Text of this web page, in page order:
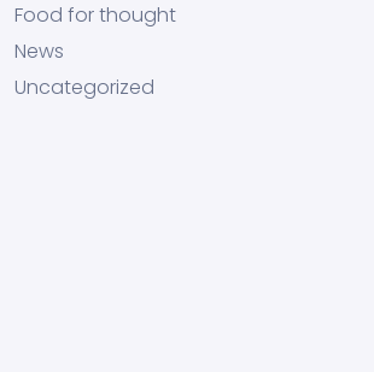
Food for thought
News
Uncategorized